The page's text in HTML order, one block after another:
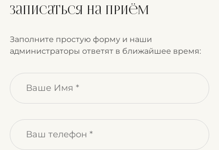
Записаться на приём
Заполните простую форму и наши
администраторы ответят в ближайшее время: